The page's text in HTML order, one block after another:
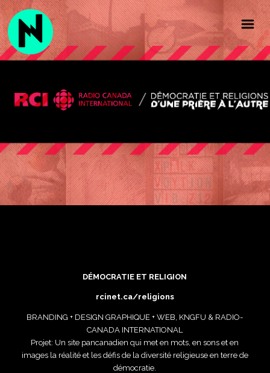
DÉMOCRATIE ET RELIGION
rcinet.ca/religions
BRANDING + DESIGN GRAPHIQUE + WEB, KNGFU & RADIO-
CANADA INTERNATIONAL
Projet: Un site pancanadien qui met en mots, en sons et en
images la réalité et les défis de la diversité religieuse en terre de
démocratie.